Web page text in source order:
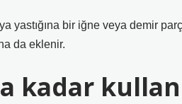
yastığına bir iğne veya demir
da eklenir.
kadar